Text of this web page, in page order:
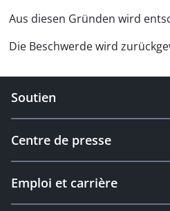
Aus diesen Gründen wird
Die Beschwerde wird
Soutien
Centre de presse
Emploi et carrière